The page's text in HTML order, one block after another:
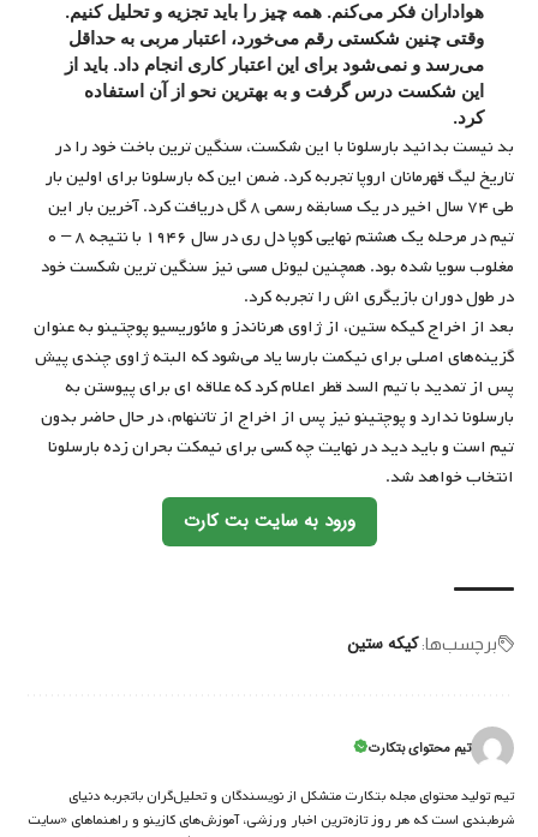
هواداران فکر می‌کنم. همه چیز را باید تجزیه و تحلیل کنیم.
وقتی چنین شکستی رقم می‌خورد، اعتبار مربی به حداقل
می‌رسد و نمی‌شود برای این اعتبار کاری انجام داد. باید از
این شکست درس گرفت و به بهترین نحو از آن استفاده
کرد.
بد نیست بدانید بارسلونا با این شکست، سنگین ترین باخت خود را در
تاریخ لیگ قهرمانان اروپا تجربه کرد. ضمن این که بارسلونا برای اولین بار
طی ۷۴ سال اخیر در یک مسابقه رسمی ۸ گل دریافت کرد. آخرین بار این
تیم در مرحله یک هشتم نهایی کوپا دل ری در سال ۱۹۴۶ با نتیجه ۸ – ۰
مغلوب سویا شده بود. همچنین لیونل مسی نیز سنگین ترین شکست خود
در طول دوران بازیگری اش را تجربه کرد.
بعد از اخراج کیکه ستین، از ژاوی هرناندز و مائوریسیو پوچتینو به عنوان
گزینه‌های اصلی برای نیکمت بارسا یاد می‌شود که البته ژاوی چندی پیش
پس از تمدید با تیم السد قطر اعلام کرد که علاقه ای برای پیوستن به
بارسلونا ندارد و پوچتینو نیز پس از اخراج از تاتنهام، در حال حاضر بدون
تیم است و باید دید در نهایت چه کسی برای نیمکت بحران زده بارسلونا
انتخاب خواهد شد.
ورود به سایت بت کارت
برچسب‌‌ها: کیکه ستین
تیم محتوای بتکارت
تیم تولید محتوای مجله بتکارت متشکل از نویسندگان و تحلیل‌گران باتجربه دنیای
شرط‌بندی است که هر روز تازه‌ترین اخبار ورزشی، آموزش‌های کازینو و راهنماهای «سایت